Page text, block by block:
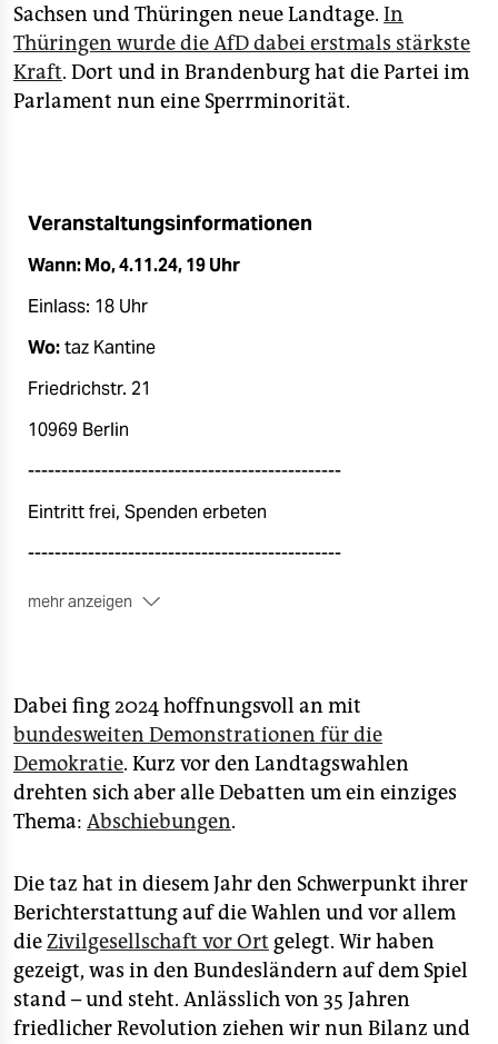
Sachsen und Thüringen neue Landtage. In
Thüringen wurde die AfD dabei erstmals stärkste
Kraft. Dort und in Brandenburg hat die Partei im
Parlament nun eine Sperrminorität.
Veranstaltungsinformationen
Wann: Mo, 4.11.24, 19 Uhr
Einlass: 18 Uhr
Wo:taz Kantine
Friedrichstr. 21
10969 Berlin
-----------------------------------------------
Eintritt frei, Spenden erbeten
-----------------------------------------------
mehr anzeigen
Ticket möglich. Wir bitten Sie daher um eine
Anmeldung über das unten aufgeführte Ticket-Portal.
Die Plätze sind begrenzt, der Eintritt ist kostenlos.
Die Kantinenveranstaltung wird live aufYouTube
gestreamt.
Dabei fing 2024 hoffnungsvoll an mit
bundesweiten Demonstrationen für die
Demokratie. Kurz vor den Landtagswahlen
drehten sich aber alle Debatten um ein einziges
Thema: Abschiebungen.
Die taz hat in diesem Jahr den Schwerpunkt ihrer
Berichterstattung auf die Wahlen und vor allem
dieZivilgesellschaft vor Ort gelegt. Wir haben
gezeigt, was in den Bundesländern auf dem Spiel
stand – und steht. Anlässlich von 35 Jahren
friedlicher Revolution ziehen wir nun Bilanz und